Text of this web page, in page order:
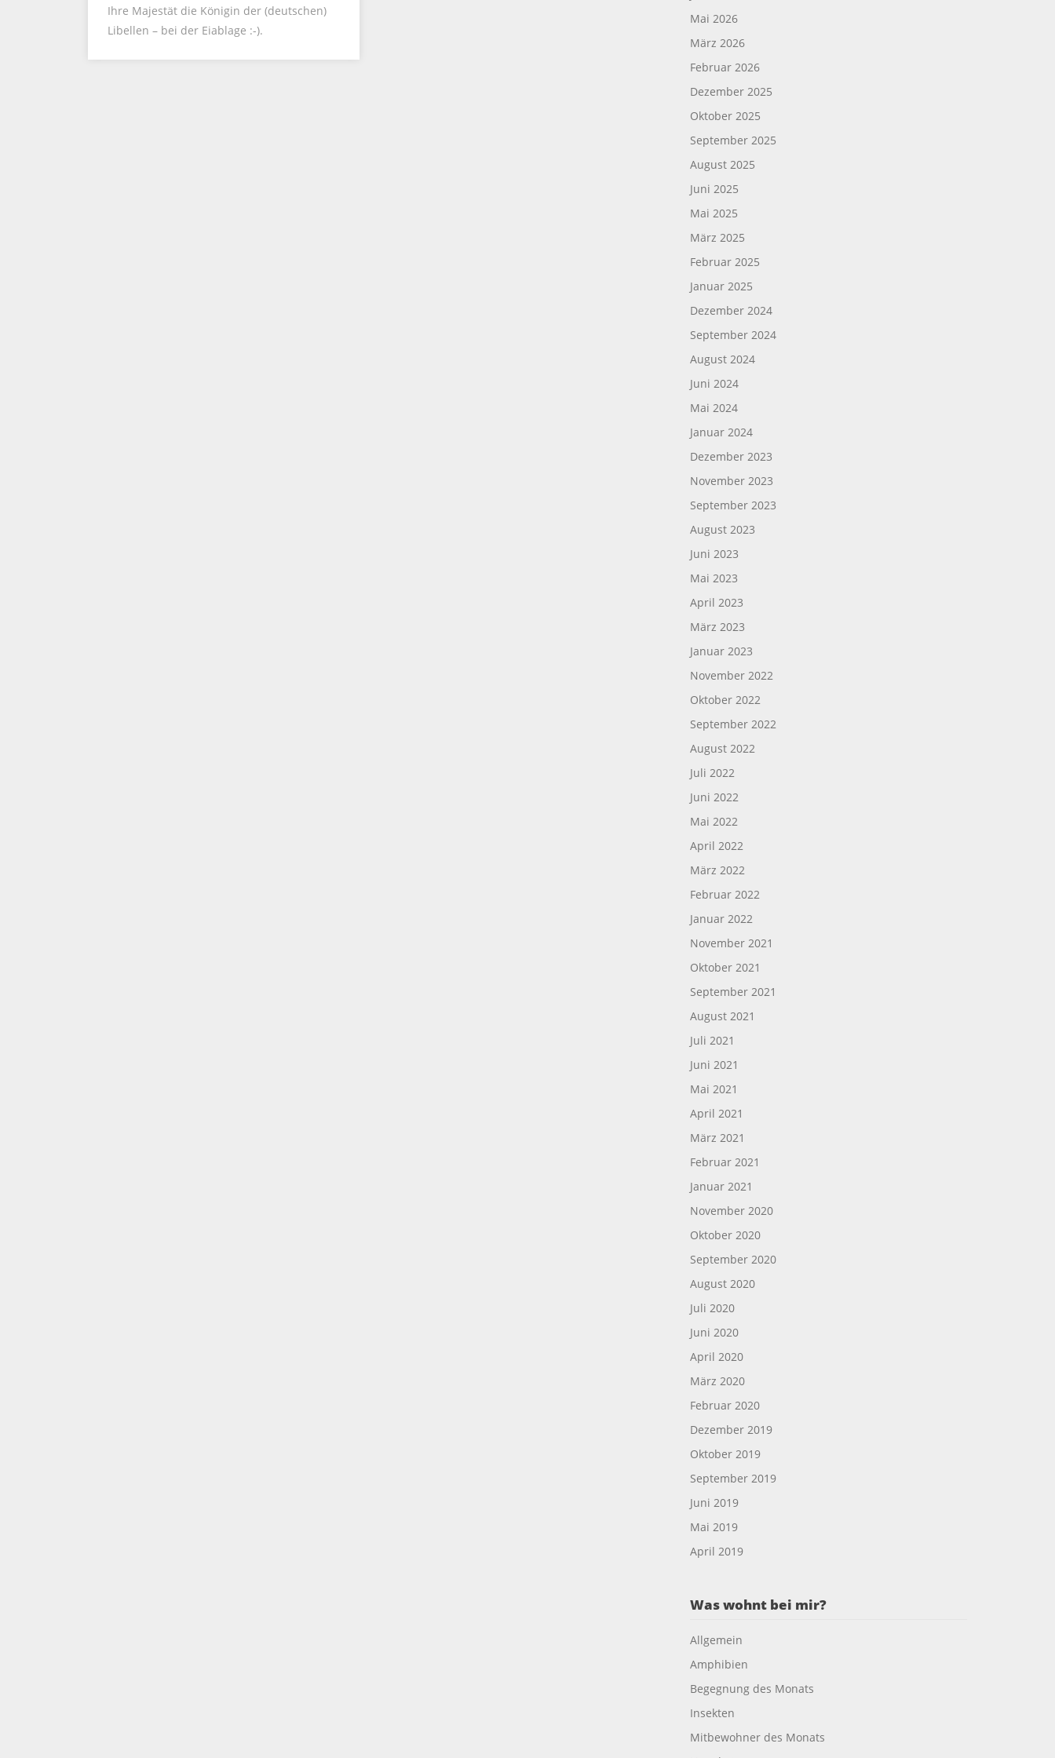
Ihre Majestät die Königin der (deutschen)
Libellen – bei der Eiablage :-).
Mai 2026
März 2026
Februar 2026
Dezember 2025
Oktober 2025
September 2025
August 2025
Juni 2025
Mai 2025
März 2025
Februar 2025
Januar 2025
Dezember 2024
September 2024
August 2024
Juni 2024
Mai 2024
Januar 2024
Dezember 2023
November 2023
September 2023
August 2023
Juni 2023
Mai 2023
April 2023
März 2023
Januar 2023
November 2022
Oktober 2022
September 2022
August 2022
Juli 2022
Juni 2022
Mai 2022
April 2022
März 2022
Februar 2022
Januar 2022
November 2021
Oktober 2021
September 2021
August 2021
Juli 2021
Juni 2021
Mai 2021
April 2021
März 2021
Februar 2021
Januar 2021
November 2020
Oktober 2020
September 2020
August 2020
Juli 2020
Juni 2020
April 2020
März 2020
Februar 2020
Dezember 2019
Oktober 2019
September 2019
Juni 2019
Mai 2019
April 2019
Was wohnt bei mir?
Allgemein
Amphibien
Begegnung des Monats
Insekten
Mitbewohner des Monats